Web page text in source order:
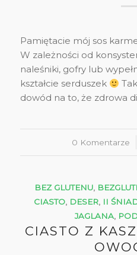
Pamiętacie mój sos
W zależności od
naleśniki, gofry lub
kształcie serduszek
dowód na to, że zdrowa
0 Komentarze
/
BEZ GLUTENU,
CIASTO, DESER, II
JAGLANA,
CIASTO Z